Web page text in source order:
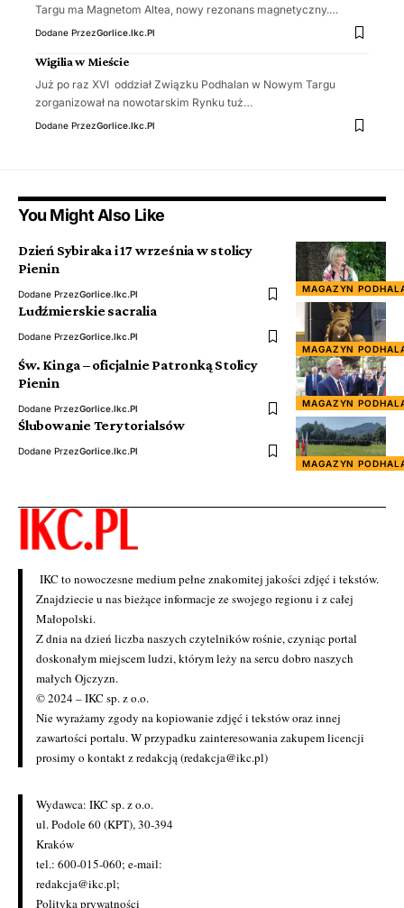
Targu ma Magnetom Altea, nowy rezonans magnetyczny.…
Dodane PrzezGorlice.ikc.pl
Wigilia w Mieście
Już po raz XVI oddział Związku Podhalan w Nowym Targu
zorganizował na nowotarskim Rynku tuż…
Dodane PrzezGorlice.ikc.pl
You Might Also Like
MAGAZYN
Dzień Sybiraka i 17 września w stolicy
Pienin
Dodane PrzezGorlice.ikc.pl
MAGAZYN
Ludźmierskie sacralia
Dodane PrzezGorlice.ikc.pl
MAGAZYN
Św. Kinga – oficjalnie Patronką Stolicy
Pienin
Dodane PrzezGorlice.ikc.pl
MAGAZYN
Ślubowanie Terytorialsów
Dodane PrzezGorlice.ikc.pl
IKC to nowoczesne medium pełne znakomitej jakości zdjęć i tekstów.
Znajdziecie u nas bieżące informacje ze swojego regionu i z całej
Małopolski.
Z dnia na dzień liczba naszych czytelników rośnie, czyniąc portal
doskonałym miejscem ludzi, którym leży na sercu dobro naszych
małych Ojczyzn.
© 2024 – IKC sp. z o.o.
Nie wyrażamy zgody na kopiowanie zdjęć i tekstów oraz innej
zawartości portalu. W przypadku zainteresowania zakupem licencji
prosimy o kontakt z redakcją (redakcja@ikc.pl)
Wydawca: IKC sp. z o.o.
ul. Podole 60 (KPT), 30-394
Kraków
tel.: 600-015-060; e-mail:
redakcja@ikc.pl;
Polityka prywatności